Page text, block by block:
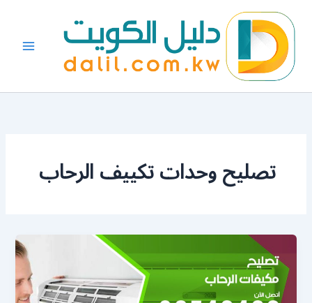
المحتوى
تصليح وحدات تكييف الرحاب